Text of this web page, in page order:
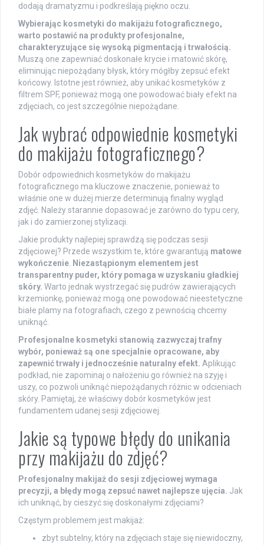
dodają dramatyzmu i podkreślają piękno oczu.
Wybierając kosmetyki do makijażu fotograficznego,
warto postawić na produkty profesjonalne,
charakteryzujące się wysoką pigmentacją i trwałością.
Muszą one zapewniać doskonałe krycie i matowić skórę,
eliminując niepożądany błysk, który mógłby zepsuć efekt
końcowy. Istotne jest również, aby unikać kosmetyków z
filtrem SPF, ponieważ mogą one powodować biały efekt na
zdjęciach, co jest szczególnie niepożądane.
Jak wybrać odpowiednie kosmetyki
do makijażu fotograficznego?
Dobór odpowiednich kosmetyków do makijażu
fotograficznego ma kluczowe znaczenie, ponieważ to
właśnie one w dużej mierze determinują finalny wygląd
zdjęć. Należy starannie dopasować je zarówno do typu cery,
jak i do zamierzonej stylizacji.
Jakie produkty najlepiej sprawdzą się podczas sesji
zdjęciowej? Przede wszystkim te, które gwarantują matowe
wykończenie Niezastąpionym elementem jest
transparentny puder, który pomaga w uzyskaniu gładkiej
skóry. Warto jednak wystrzegać się pudrów zawierających
krzemionkę, ponieważ mogą one powodować nieestetyczne
białe plamy na fotografiach, czego z pewnością chcemy
uniknąć.
Profesjonalne kosmetyki stanowią zazwyczaj trafny
wybór, ponieważ są one specjalnie opracowane, aby
zapewnić trwały i jednocześnie naturalny efekt. Aplikując
podkład, nie zapominaj o nałożeniu go również na szyję i
uszy, co pozwoli uniknąć niepożądanych różnic w odcieniach
skóry. Pamiętaj, że właściwy dobór kosmetyków jest
fundamentem udanej sesji zdjęciowej.
Jakie są typowe błędy do unikania
przy makijażu do zdjęć?
Profesjonalny makijaż do sesji zdjęciowej wymaga
precyzji, a błędy mogą zepsuć nawet najlepsze ujęcia. Jak
ich uniknąć, by cieszyć się doskonałymi zdjęciami?
Częstym problemem jest makijaż:
zbyt subtelny, który na zdjęciach staje się niewidoczny,